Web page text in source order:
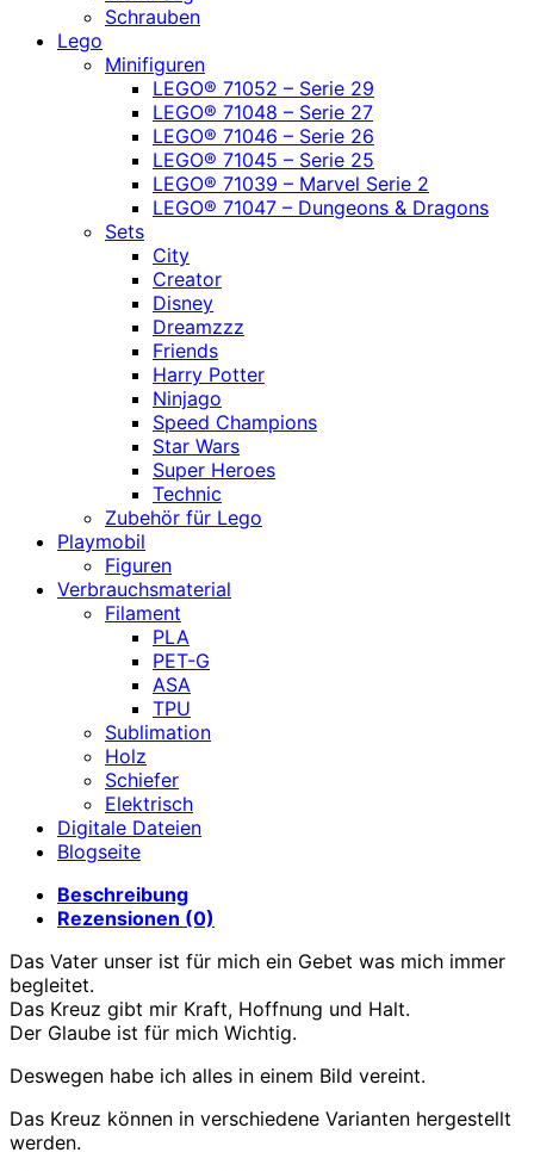
Schrauben
Lego
Minifiguren
LEGO® 71052 – Serie 29
LEGO® 71048 – Serie 27
LEGO® 71046 – Serie 26
LEGO® 71045 – Serie 25
LEGO® 71039 – Marvel Serie 2
LEGO® 71047 – Dungeons & Dragons
Sets
City
Creator
Disney
Dreamzzz
Friends
Harry Potter
Ninjago
Speed Champions
Star Wars
Super Heroes
Technic
Zubehör für Lego
Playmobil
Figuren
Verbrauchsmaterial
Filament
PLA
PET-G
ASA
TPU
Sublimation
Holz
Schiefer
Elektrisch
Digitale Dateien
Blogseite
Beschreibung
Rezensionen (0)
Das Vater unser ist für mich ein Gebet was mich immer
begleitet.
Das Kreuz gibt mir Kraft, Hoffnung und Halt.
Der Glaube ist für mich Wichtig.
Deswegen habe ich alles in einem Bild vereint.
Das Kreuz können in verschiedene Varianten hergestellt
werden.